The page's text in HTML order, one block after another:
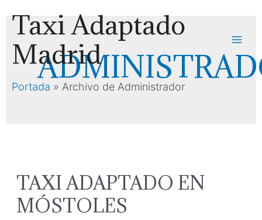
Taxi Adaptado
Madrid
Portada » Archivo de Administrador
TAXI ADAPTADO EN
MÓSTOLES